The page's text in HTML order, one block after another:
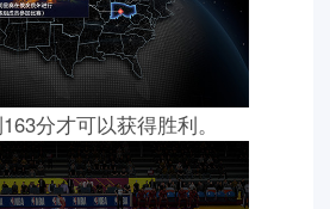
分才可以获得胜利。